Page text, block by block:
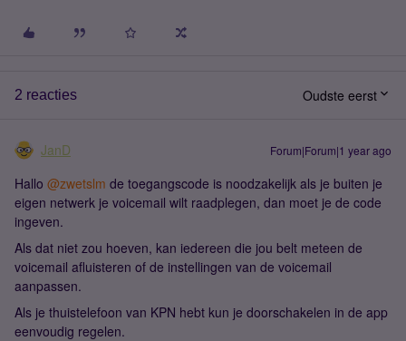
2 reacties Oudste eerst
JanD Forum|Forum|1 year ago
Hallo @zwetslm de toegangscode is noodzakelijk als je buiten je
eigen netwerk je voicemail wilt raadplegen, dan moet je de code
ingeven.
Als dat niet zou hoeven, kan iedereen die jou belt meteen de
voicemail afluisteren of de instellingen van de voicemail
aanpassen.
Als je thuistelefoon van KPN hebt kun je doorschakelen in de app
eenvoudig regelen.